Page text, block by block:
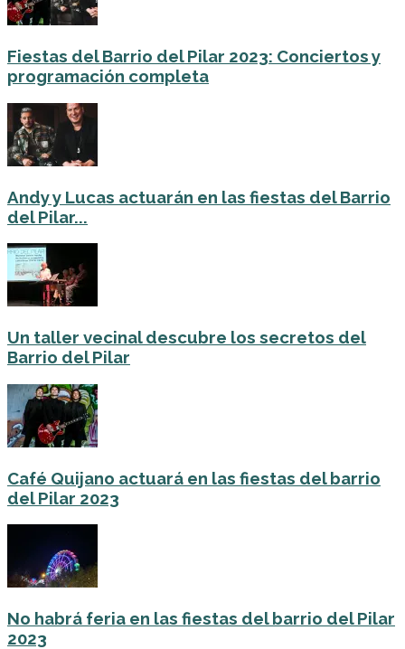
Fiestas del Barrio del Pilar 2023: Conciertos y
programación completa
Andy y Lucas actuarán en las fiestas del Barrio
del Pilar...
Un taller vecinal descubre los secretos del
Barrio del Pilar
Café Quijano actuará en las fiestas del barrio
del Pilar 2023
No habrá feria en las fiestas del barrio del Pilar
2023